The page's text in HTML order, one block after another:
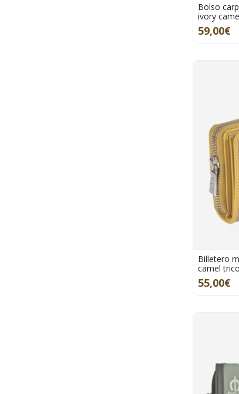
Bolso
ivory
59,00€
Billetero
camel
55,00€